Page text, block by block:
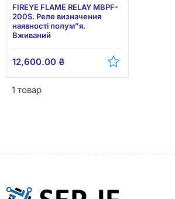
FIREYE FLAME RELAY MBPF-
200S. Реле визначення
наявності полум”я.
Вживаний
12,600.00 ₴
1 товар